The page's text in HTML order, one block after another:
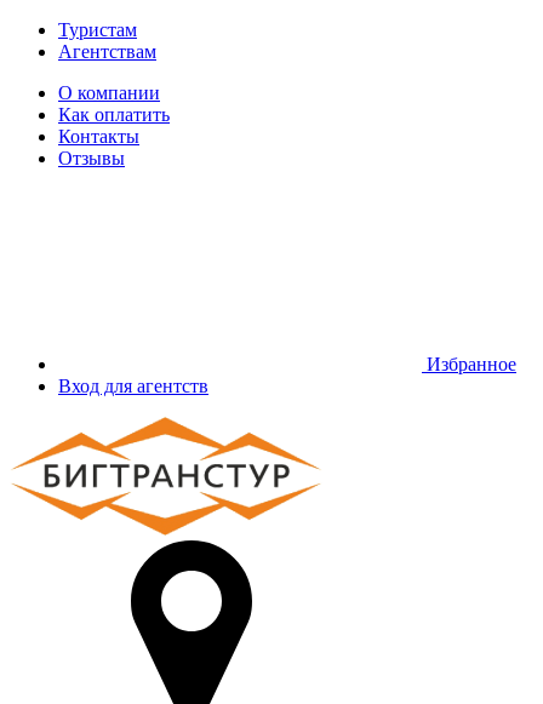
Туристам
Агентствам
О компании
Как оплатить
Контакты
Отзывы
Избранное
Вход для агентств